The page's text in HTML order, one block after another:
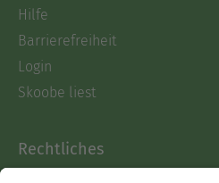
Hilfe
Barrierefreiheit
Login
Skoobe liest
Rechtliches